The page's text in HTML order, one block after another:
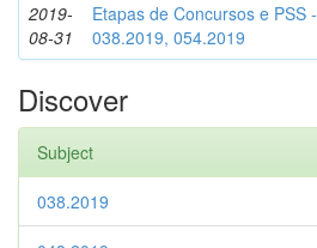
2019-
08-31
Etapas de Concursos e PSS -
038.2019, 054.2019
Discover
Subject
038.2019